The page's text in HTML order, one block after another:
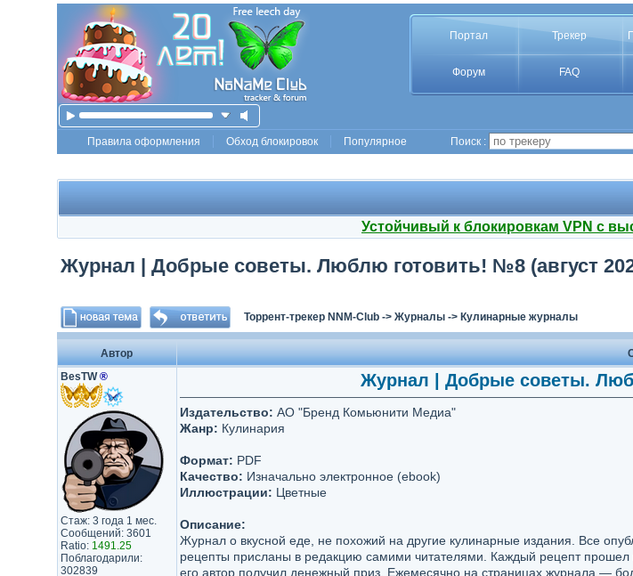
Портал Трекер
Форум FAQ
Правила оформления Обход блокировок Популярное Поиск :
Устойчивый к блокировкам VPN с
Журнал | Добрые советы. Люблю готовить! №8 (август
Торрент-трекер NNM-Club-> Журналы-> Кулинарные журналы
Автор
BesTW®
Стаж: 3 года 1 мес.
Сообщений: 3601
Ratio: 1491.25
Поблагодарили:
302839
Журнал | Добрые советы.
Издательство: АО "Бренд Комьюнити Медиа"
Жанр: Кулинария
Формат: PDF
Качество: Изначально электронное (ebook)
Иллюстрации: Цветные
Описание:
Журнал о вкусной еде, не похожий на другие кулинарные издания. Все
рецепты присланы в редакцию самими читателями. Каждый рецепт прошел
его автор получил денежный приз. Ежемесячно на страницах журнала —